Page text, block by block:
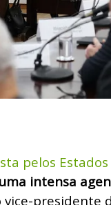
pelos
intensa
vice-presidente